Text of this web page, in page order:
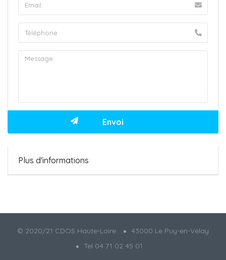
Plus d'informations
© 2020/21 CDOS Haute-Loire
43000 Le Puy-en-Velay
Tel 04 71 02 45 01